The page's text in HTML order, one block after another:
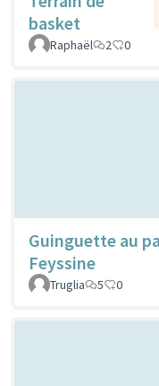
basket
Raphaël
2 0
Guinguette au
Feyssine
Truglia
5 0